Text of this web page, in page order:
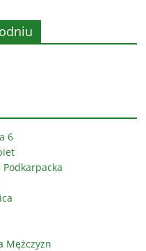
6
Podkarpacka
Mężczyzn